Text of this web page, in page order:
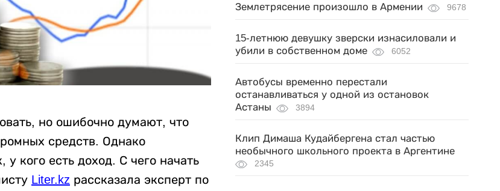
но ошибочно думают, что
средств. Однако
кого есть доход. С чего начать
Liter.kz рассказала эксперт по
Землетрясение произошло в Армении 9678
15-летнюю девушку зверски изнасиловали и
убили в собственном доме
6052
Автобусы временно перестали
останавливаться у одной из остановок
Астаны
3894
Клип Димаша Кудайбергена стал частью
необычного школьного проекта в Аргентине
2345